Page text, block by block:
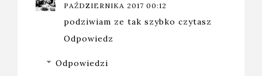
PAŹDZIERNIKA 2017 00:12
podziwiam ze tak szybko czytasz
Odpowiedz
Odpowiedzi